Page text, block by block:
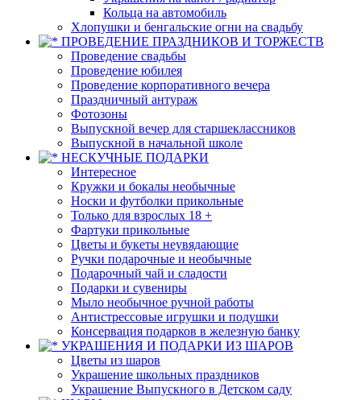
Кольца на автомобиль
Хлопушки и бенгальские огни на свадьбу
ПРОВЕДЕНИЕ ПРАЗДНИКОВ И ТОРЖЕСТВ
Проведение свадьбы
Проведение юбилея
Проведение корпоративного вечера
Праздничный антураж
Фотозоны
Выпускной вечер для старшеклассников
Выпускной в начальной школе
НЕСКУЧНЫЕ ПОДАРКИ
Интересное
Кружки и бокалы необычные
Носки и футболки прикольные
Только для взрослых 18 +
Фартуки прикольные
Цветы и букеты неувядающие
Ручки подарочные и необычные
Подарочный чай и сладости
Подарки и сувениры
Мыло необычное ручной работы
Антистрессовые игрушки и подушки
Консервация подарков в железную банку
УКРАШЕНИЯ И ПОДАРКИ ИЗ ШАРОВ
Цветы из шаров
Украшение школьных праздников
Украшение Выпускного в Детском саду